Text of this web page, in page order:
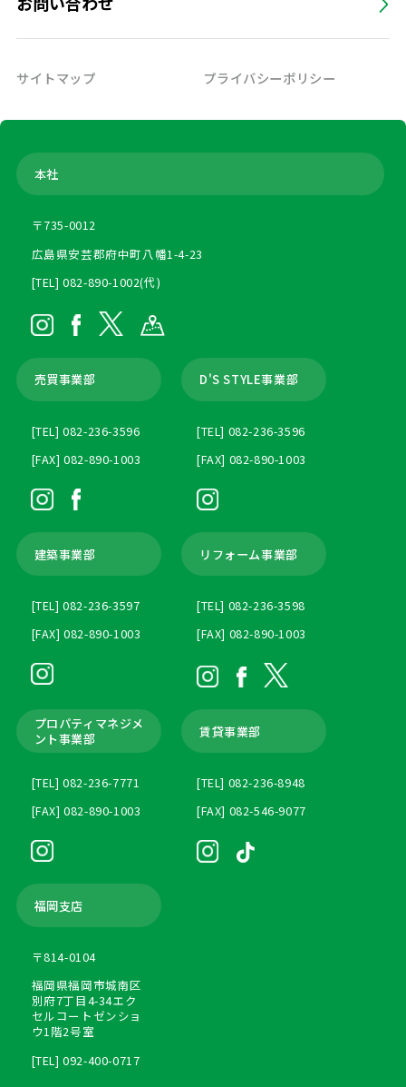
サイトマップ プライバシーポリシー
本社
〒735-0012
広島県安芸郡府中町八幡1-4-23
[TEL] 082-890-1002(代)
売買事業部
[TEL] 082-236-3596
[FAX] 082-890-1003
D'S STYLE事業部
[TEL] 082-236-3596
[FAX] 082-890-1003
建築事業部
[TEL] 082-236-3597
[FAX] 082-890-1003
リフォーム事業部
[TEL] 082-236-3598
[FAX] 082-890-1003
プロパティマネジメ
ント事業部
[TEL] 082-236-7771
[FAX] 082-890-1003
賃貸事業部
[TEL] 082-236-8948
[FAX] 082-546-9077
福岡支店
〒814-0104
福岡県福岡市城南区
別府7丁目4-34エク
セルコートゼンショ
ウ1階2号室
[TEL] 092-400-0717